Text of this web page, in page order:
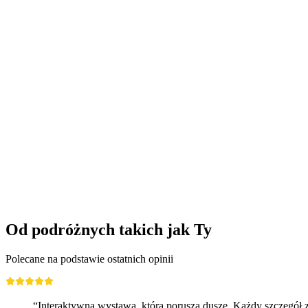
Od podróżnych takich jak Ty
Polecane na podstawie ostatnich opinii
“Interaktywna wystawa, która porusza duszę. Każdy